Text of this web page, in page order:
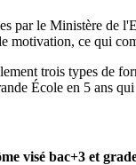
par le Ministère de
motivation, ce qui
trois types de
École en 5 ans
visé bac+3 et